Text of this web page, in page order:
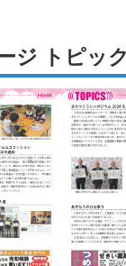
ジ トピッ